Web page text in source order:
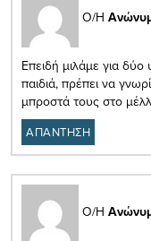
Ο/Η
Επειδή μιλάμε για
παιδιά, πρέπει να
μπροστά τους στο
ΑΠΑΝΤΗΣΗ
Ο/Η